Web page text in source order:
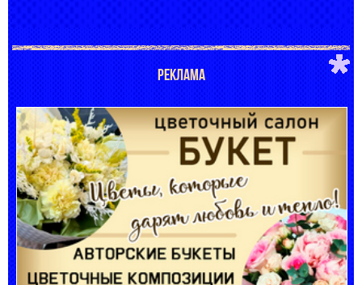
РЕКЛАМА